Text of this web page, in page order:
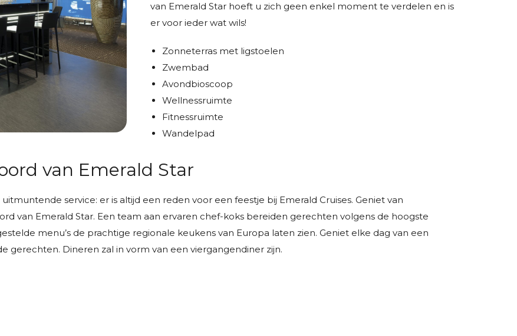
van Emerald Star hoeft u zich geen enkel moment te verdelen en is
er voor ieder wat wils!
Zonneterras met ligstoelen
Zwembad
Avondbioscoop
Wellnessruimte
Fitnessruimte
Wandelpad
van Emerald Star
service: er is altijd een reden voor een feestje bij Emerald Cruises. Geniet van
van Emerald Star. Een team aan ervaren chef-koks bereiden gerechten volgens de hoogste
menu’s de prachtige regionale keukens van Europa laten zien. Geniet elke dag van een
Dineren zal in vorm van een viergangendiner zijn.